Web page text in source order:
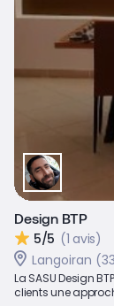
Design BTP
5/5 (1 avis)
Langoiran
La SASU Design
clients une